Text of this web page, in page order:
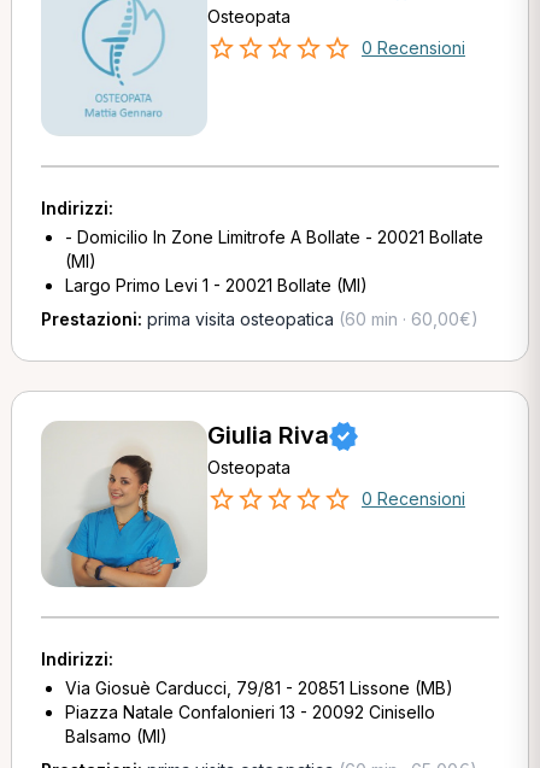
Osteopata
0 Recensioni
Indirizzi:
- Domicilio In Zone Limitrofe A Bollate - 20021 Bollate
(MI)
Largo Primo Levi 1 - 20021 Bollate (MI)
Prestazioni: prima visita osteopatica (60 min · 60,00€)
Giulia Riva
Osteopata
0 Recensioni
Indirizzi:
Via Giosuè Carducci, 79/81 - 20851 Lissone (MB)
Piazza Natale Confalonieri 13 - 20092 Cinisello
Balsamo (MI)